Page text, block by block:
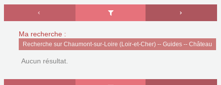
Ma recherche :
Recherche sur Chaumont-sur-Loire (Loir-et-Cher) -- Guides -- Château
Aucun résultat.